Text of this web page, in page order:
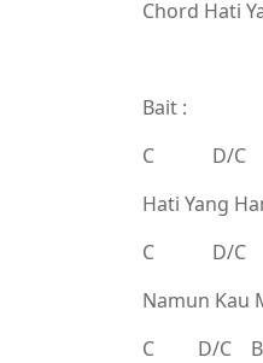
Chord Hati
Bait :
C D/C
Hati Yang
C D/C
Namun Kau
C D/C